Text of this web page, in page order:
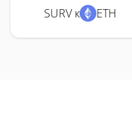
SURV к ETH